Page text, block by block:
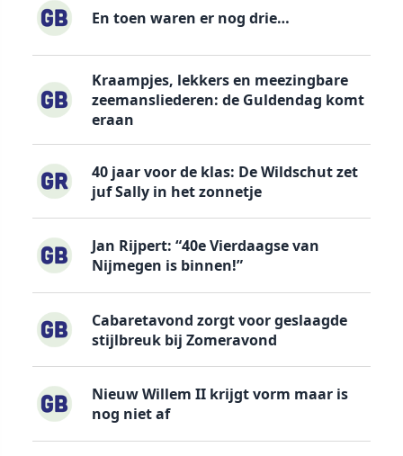
En toen waren er nog drie…
Kraampjes, lekkers en meezingbare
zeemansliederen: de Guldendag komt
eraan
40 jaar voor de klas: De Wildschut zet
juf Sally in het zonnetje
Jan Rijpert: “40e Vierdaagse van
Nijmegen is binnen!”
Cabaretavond zorgt voor geslaagde
stijlbreuk bij Zomeravond
Nieuw Willem II krijgt vorm maar is
nog niet af